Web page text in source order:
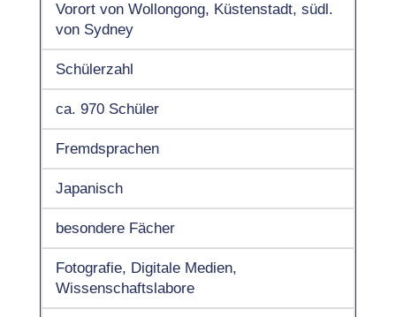
Vorort von Wollongong, Küstenstadt, südl.
von Sydney
Schülerzahl
ca. 970 Schüler
Fremdsprachen
Japanisch
besondere Fächer
Fotografie, Digitale Medien,
Wissenschaftslabore